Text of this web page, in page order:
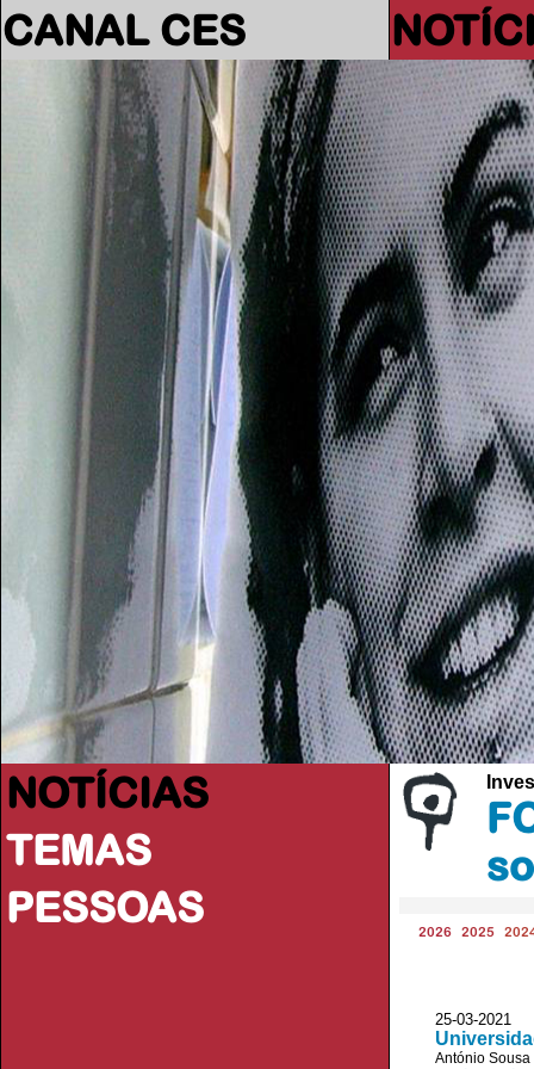
CANAL CES
NOTÍCIAS
TEMAS
PESSOAS
2026 2025
25-03-
António